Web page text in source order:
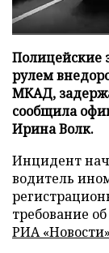
Полицейские
рулем
МКАД,
сообщила
Ирина Волк.
Инцидент
водитель
требование
РИА «Новости»